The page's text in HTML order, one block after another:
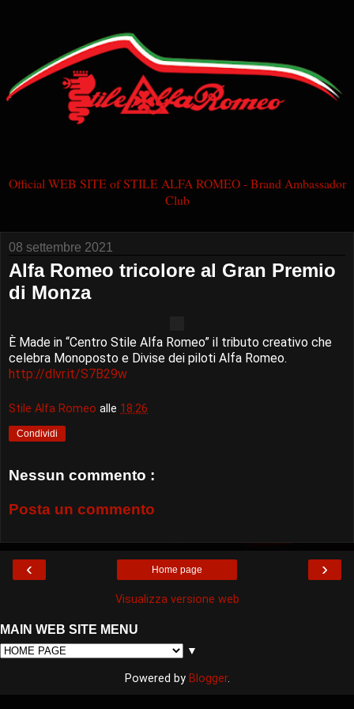
Official WEB SITE of STILE ALFA ROMEO - Brand Ambassador
Club
08 settembre 2021
Alfa Romeo tricolore al Gran Premio
di Monza
È Made in “Centro Stile Alfa Romeo” il tributo creativo che
celebra Monoposto e Divise dei piloti Alfa Romeo.
http://dlvr.it/S7B29w
Stile Alfa Romeo alle 18:26
Condividi
Nessun commento :
Posta un commento
‹ ›
Home page
Visualizza versione web
MAIN WEB SITE MENU
▼
Powered by Blogger.